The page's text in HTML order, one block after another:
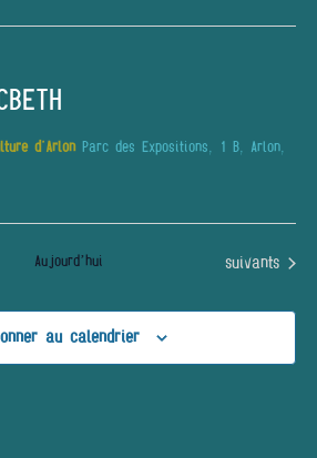
d'Arlon Parc des Expositions, 1 B, Arlon,
Aujourd’hui Évènements
suivants
au calendrier